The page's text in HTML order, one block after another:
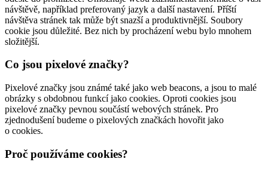
návštěvě, například preferovaný jazyk a další nastavení. Příští
návštěva stránek tak může být snazší a produktivnější. Soubory
cookie jsou důležité. Bez nich by procházení webu bylo mnohem
složitější.
Co jsou pixelové značky?
Pixelové značky jsou známé také jako web beacons, a jsou to malé
obrázky s obdobnou funkcí jako cookies. Oproti cookies jsou
pixelové značky pevnou součástí webových stránek. Pro
zjednodušení budeme o pixelových značkách hovořit jako
o cookies.
Proč používáme cookies?